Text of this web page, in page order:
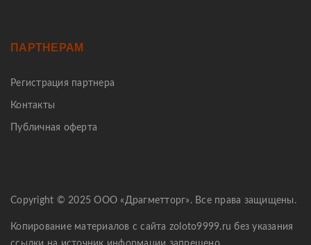
ПАРТНЕРАМ
Регистрация партнера
Контакты
Публичная оферта
Copyright © 2025 ООО «Драгметторг». Все права защищены.
Копирование материалов с сайта zoloto9999.ru без указания